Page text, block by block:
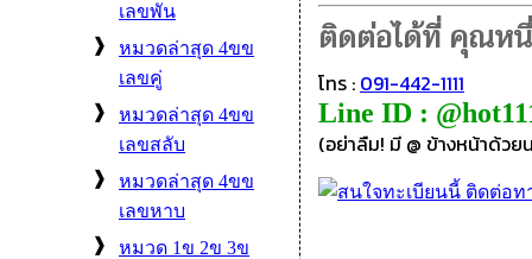
เลขพัน
❱
หมวดล่าสุด 4ขข
เลขคู่
❱
หมวดล่าสุด 4ขข
เลขสลับ
❱
หมวดล่าสุด 4ขข
เลขหาบ
❱
หมวด 1ข 2ข 3ข
ติดต่อได้ที่ คุณห
โทร : 091-442-1111
Line ID :
(อย่าลืม! มี @ ข้างหน้าด้วย